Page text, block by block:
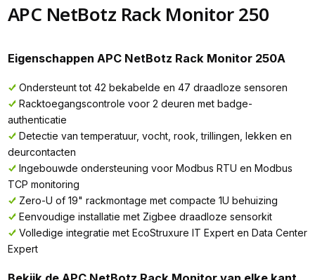
APC NetBotz Rack Monitor 250
Eigenschappen APC NetBotz Rack Monitor 250A
Ondersteunt tot 42 bekabelde en 47 draadloze sensoren
Racktoegangscontrole voor 2 deuren met badge-
authenticatie
Detectie van temperatuur, vocht, rook, trillingen, lekken en
deurcontacten
Ingebouwde ondersteuning voor Modbus RTU en Modbus
TCP monitoring
Zero-U of 19" rackmontage met compacte 1U behuizing
Eenvoudige installatie met Zigbee draadloze sensorkit
Volledige integratie met EcoStruxure IT Expert en Data Center
Expert